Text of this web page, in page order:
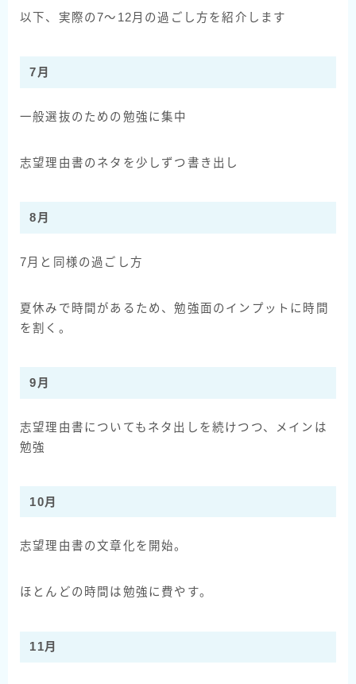
以下、実際の7〜12月の過ごし方を紹介します
7月
一般選抜のための勉強に集中
志望理由書のネタを少しずつ書き出し
8月
7月と同様の過ごし方
夏休みで時間があるため、勉強面のインプットに時間
を割く。
9月
志望理由書についてもネタ出しを続けつつ、メインは
勉強
10月
志望理由書の文章化を開始。
ほとんどの時間は勉強に費やす。
11月